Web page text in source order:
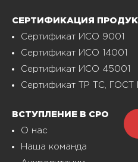
СЕРТИФИКАЦИЯ
Сертификат ИСО 9001
Сертификат ИСО 14001
Сертификат ИСО 45001
Сертификат ТР ТС, ГОСТ
ВСТУПЛЕНИЕ В СРО
О нас
Наша команда